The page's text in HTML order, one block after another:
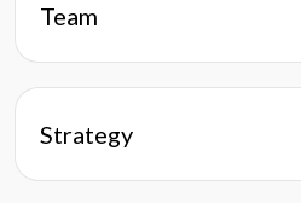
Team
Strategy